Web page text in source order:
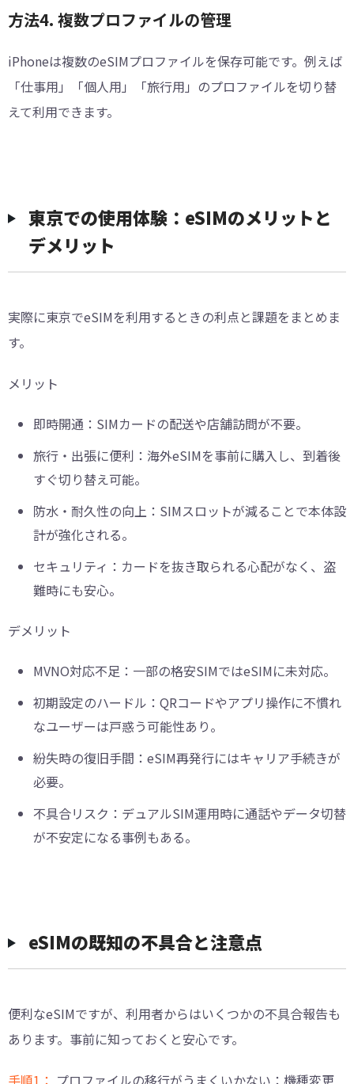
方法4. 複数プロファイルの管理
iPhoneは複数のeSIMプロファイルを保存可能です。例えば
「仕事用」「個人用」「旅行用」のプロファイルを切り替
えて利用できます。
東京での使用体験：eSIMのメリットと
デメリット
実際に東京でeSIMを利用するときの利点と課題をまとめま
す。
メリット
即時開通：SIMカードの配送や店舗訪問が不要。
旅行・出張に便利：海外eSIMを事前に購入し、到着後
すぐ切り替え可能。
防水・耐久性の向上：SIMスロットが減ることで本体設
計が強化される。
セキュリティ：カードを抜き取られる心配がなく、盗
難時にも安心。
デメリット
MVNO対応不足：一部の格安SIMではeSIMに未対応。
初期設定のハードル：QRコードやアプリ操作に不慣れ
なユーザーは戸惑う可能性あり。
紛失時の復旧手間：eSIM再発行にはキャリア手続きが
必要。
不具合リスク：デュアルSIM運用時に通話やデータ切替
が不安定になる事例もある。
eSIMの既知の不具合と注意点
便利なeSIMですが、利用者からはいくつかの不具合報告も
あります。事前に知っておくと安心です。